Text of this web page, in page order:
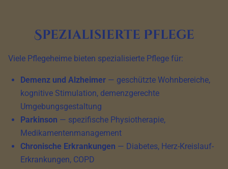
Spezialisierte Pflege
Viele Pflegeheime bieten spezialisierte Pflege für:
Demenz und Alzheimer — geschützte Wohnbereiche,
kognitive Stimulation, demenzgerechte
Umgebungsgestaltung
Parkinson — spezifische Physiotherapie,
Medikamentenmanagement
Chronische Erkrankungen — Diabetes, Herz-Kreislauf-
Erkrankungen, COPD